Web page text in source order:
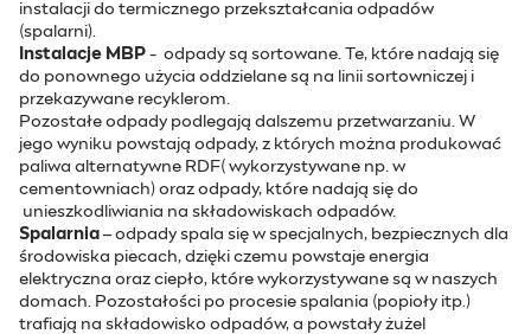
instalacji do termicznego przekształcania odpadów
(spalarni).
Instalacje MBP - odpady są sortowane. Te, które nadają się
do ponownego użycia oddzielane są na linii sortowniczej i
przekazywane recyklerom.
Pozostałe odpady podlegają dalszemu przetwarzaniu. W
jego wyniku powstają odpady, z których można produkować
paliwa alternatywne RDF( wykorzystywane np. w
cementowniach) oraz odpady, które nadają się do
unieszkodliwiania na składowiskach odpadów.
Spalarnia – odpady spala się w specjalnych, bezpiecznych dla
środowiska piecach, dzięki czemu powstaje energia
elektryczna oraz ciepło, które wykorzystywane są w naszych
domach. Pozostałości po procesie spalania (popioły itp.)
trafiają na składowisko odpadów, a powstały żużel